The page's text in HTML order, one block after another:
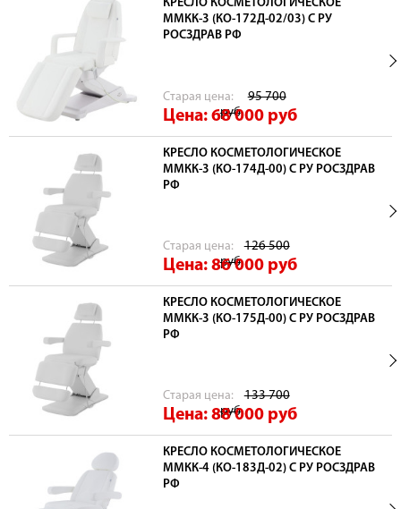
КРЕСЛО КОСМЕТОЛОГИЧЕСКОЕ
ММКК-3 (КО-172Д-02/03) С РУ
РОСЗДРАВ РФ
Cтарая цена:
95 700
руб
Цена: 68 000 руб
КРЕСЛО КОСМЕТОЛОГИЧЕСКОЕ
ММКК-3 (КО-174Д-00) С РУ РОСЗДРАВ
РФ
Cтарая цена:
126 500
руб
Цена: 86 000 руб
КРЕСЛО КОСМЕТОЛОГИЧЕСКОЕ
ММКК-3 (КО-175Д-00) С РУ РОСЗДРАВ
РФ
Cтарая цена:
133 700
руб
Цена: 88 000 руб
КРЕСЛО КОСМЕТОЛОГИЧЕСКОЕ
ММКК-4 (КО-183Д-02) С РУ РОСЗДРАВ
РФ